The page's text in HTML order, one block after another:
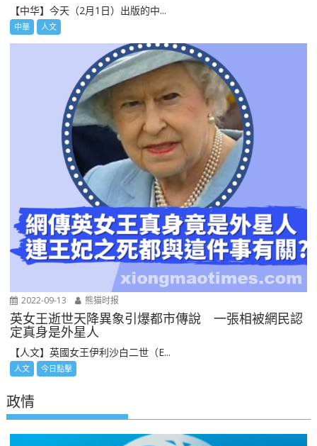
【中华】今天（2月1日）出版的中...
中華 人文
2022-09-13 熊猫时报
英女王逝世天降異象引爆都市傳說 一張相被網民認
定真身是外星人
【人文】英國女王伊利沙白二世（E...
人文 今日點擊
政情